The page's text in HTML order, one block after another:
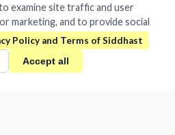
examine site traffic and user
marketing, and to provide social
Accept all